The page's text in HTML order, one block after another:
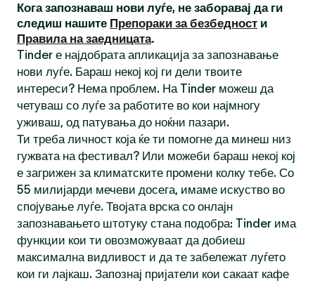
Кога запознаваш нови луѓе, не заборавај да ги
следиш нашите Препораки за безбедност и
Правила на заедницата.
Tinder е најдобрата апликација за запознавање
нови луѓе. Бараш некој кој ги дели твоите
интереси? Нема проблем. На Tinder можеш да
четуваш со луѓе за работите во кои најмногу
уживаш, од патувања до ноќни пазари.
Ти треба личност која ќе ти помогне да минеш низ
гужвата на фестивал? Или можеби бараш некој кој
е загрижен за климатските промени колку тебе. Со
55 милијарди мечеви досега, имаме искуство во
спојување луѓе. Твојата врска со онлајн
запознавањето штотуку стана подобра: Tinder има
функции кои ти овозможуваат да добиеш
максимална видливост и да те забележат луѓето
кои ги лајкаш. Запознај пријатели кои сакаат кафе